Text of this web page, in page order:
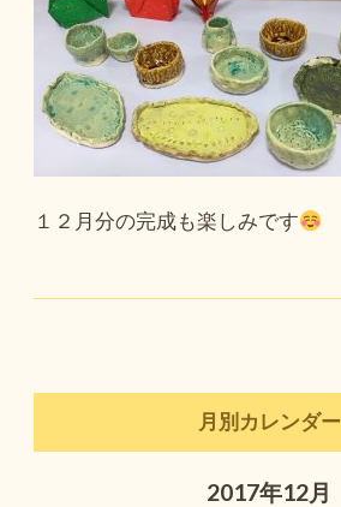
１２月分の完成も楽しみです
月別カレンダー
2017年12月